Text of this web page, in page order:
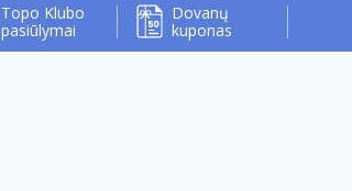
Topo Klubo
pasiūlymai
Dovanų
kuponas